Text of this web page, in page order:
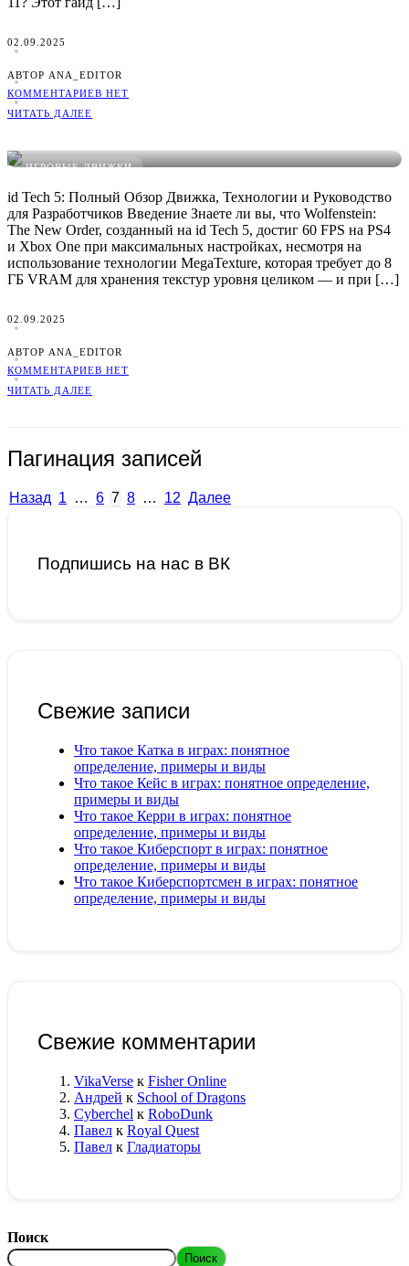
02.09.2025
АВТОР ANA_EDITOR
КОММЕНТАРИЕВ НЕТ
ЧИТАТЬ ДАЛЕЕ
ИГРОВЫЕ ДВИЖКИ
id Tech 5: Полный Обзор Движка, Технологии и Руководство
для Разработчиков Введение Знаете ли вы, что Wolfenstein:
The New Order, созданный на id Tech 5, достиг 60 FPS на PS4
и Xbox One при максимальных настройках, несмотря на
использование технологии MegaTexture, которая требует до 8
ГБ VRAM для хранения текстур уровня целиком — и при […]
02.09.2025
АВТОР ANA_EDITOR
КОММЕНТАРИЕВ НЕТ
ЧИТАТЬ ДАЛЕЕ
Пагинация записей
Назад 1 … 6 7 8 … 12 Далее
Подпишись на нас в ВК
Свежие записи
Что такое Катка в играх: понятное
определение, примеры и виды
Что такое Кейс в играх: понятное определение,
примеры и виды
Что такое Керри в играх: понятное
определение, примеры и виды
Что такое Киберспорт в играх: понятное
определение, примеры и виды
Что такое Киберспортсмен в играх: понятное
определение, примеры и виды
Свежие комментарии
VikaVerse к Fisher Online
Андрей к School of Dragons
Cyberchel к RoboDunk
Павел к Royal Quest
Павел к Гладиаторы
Поиск
Поиск